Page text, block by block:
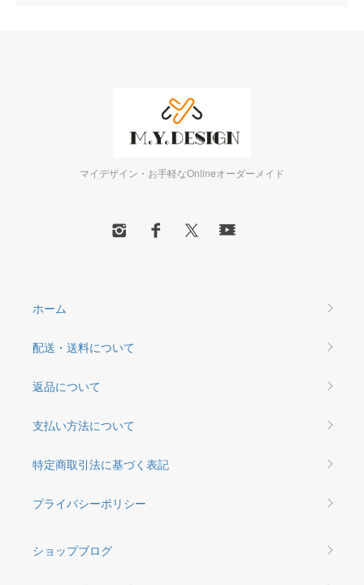
マイデザイン・お手軽なOnlineオーダーメイド
ホーム
配送・送料について
返品について
支払い方法について
特定商取引法に基づく表記
プライバシーポリシー
ショップブログ